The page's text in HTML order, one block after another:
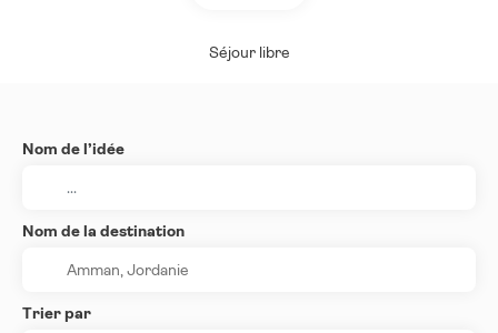
Séjour libre
Nom de l’idée
Nom de la destination
Trier par